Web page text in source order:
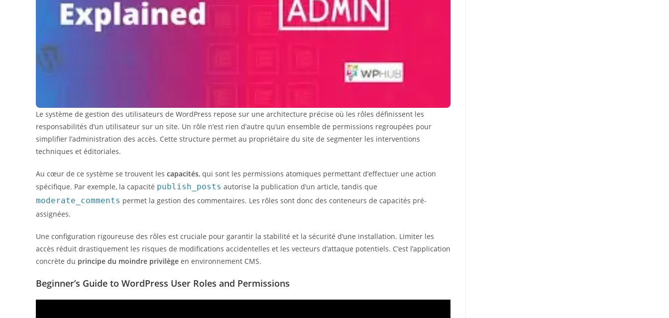
Le système de gestion des utilisateurs de WordPress repose sur une architecture précise où les rôles définissent les
responsabilités d’un utilisateur sur un site. Un rôle n’est rien d’autre qu’un ensemble de permissions regroupées pour
simplifier l’administration des accès. Cette structure permet au propriétaire du site de segmenter les interventions
techniques et éditoriales.
Au cœur de ce système se trouvent les capacités, qui sont les permissions atomiques permettant d’effectuer une action
spécifique. Par exemple, la capacité publish_posts autorise la publication d’un article, tandis que
moderate_comments permet la gestion des commentaires. Les rôles sont donc des conteneurs de capacités pré-
assignées.
Une configuration rigoureuse des rôles est cruciale pour garantir la stabilité et la sécurité d’une installation. Limiter les
accès réduit drastiquement les risques de modifications accidentelles et les vecteurs d’attaque potentiels. C’est l’application
concrète du principe du moindre privilège en environnement CMS.
Beginner’s Guide to WordPress User Roles and Permissions